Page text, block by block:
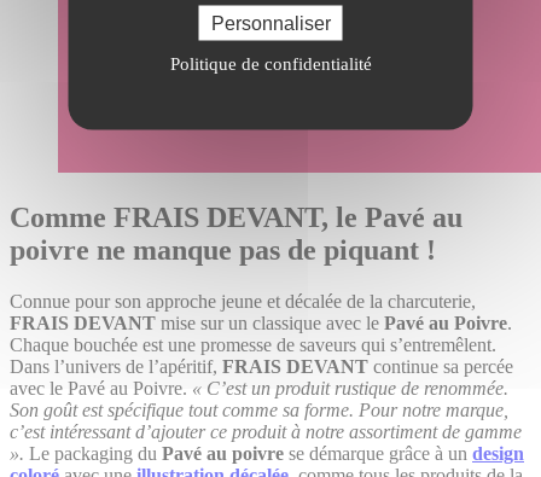
Personnaliser
Politique de confidentialité
Comme FRAIS DEVANT, le Pavé au
poivre ne manque pas de piquant !
Connue pour son approche jeune et décalée de la charcuterie,
FRAIS DEVANT mise sur un classique avec le Pavé au Poivre.
Chaque bouchée est une promesse de saveurs qui s’entremêlent.
Dans l’univers de l’apéritif, FRAIS DEVANT continue sa percée
avec le Pavé au Poivre. « C’est un produit rustique de renommée.
Son goût est spécifique tout comme sa forme. Pour notre marque,
c’est intéressant d’ajouter ce produit à notre assortiment de gamme
». Le packaging du Pavé au poivre se démarque grâce à un design